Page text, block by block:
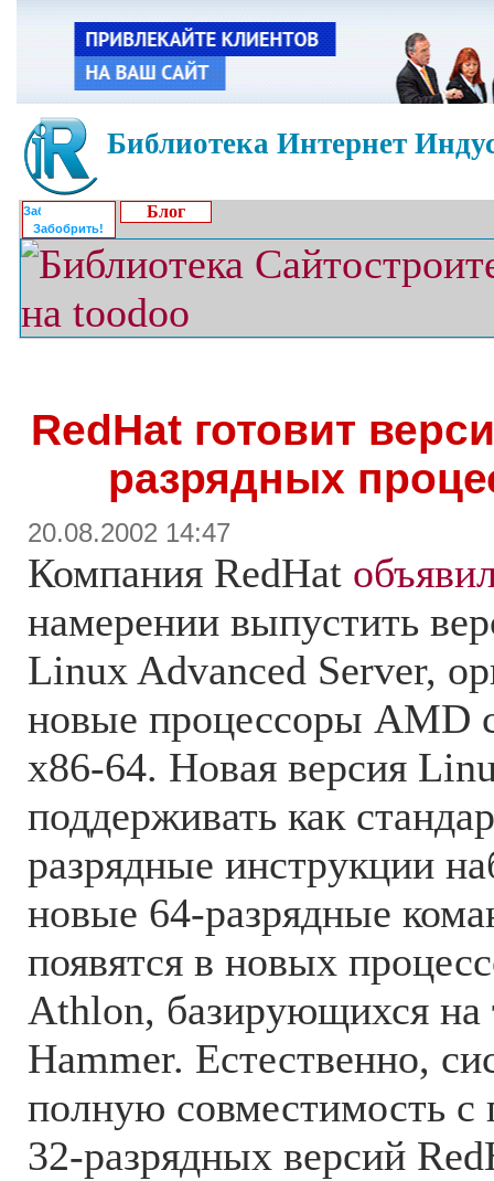
Библиотека Интернет
Забобрить!
Блог
RedHat готовит
разрядных
20.08.2002 14:47
Компания RedHat
намерении выпустить
Linux Advanced Server,
новые процессоры AMD
х86-64. Новая версия
поддерживать как
разрядные инструкции
новые 64-разрядные
появятся в новых
Athlon, базирующихся на
Hammer. Естественно,
полную совместимость
32-разрядных версий